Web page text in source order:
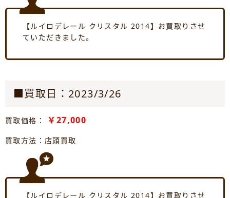
【ルイロデレール クリスタル 2014】お買取りさせ
ていただきました。
■買取日：2023/3/26
買取価格： ￥27,000
買取方法：店頭買取
【ルイロデレール クリスタル 2014】お買取りさせ